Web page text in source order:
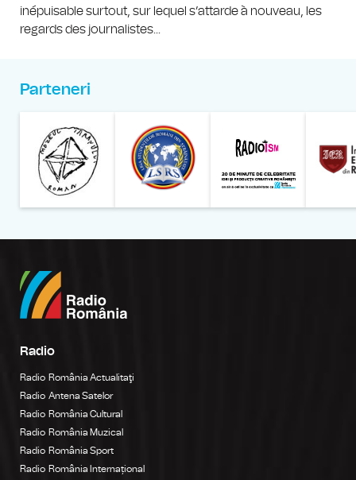
inépuisable surtout, sur lequel s’attarde à nouveau, les
regards des journalistes...
Parteneri
Radio
Radio România Actualitaţi
Radio Antena Satelor
Radio România Cultural
Radio România Muzical
Radio România Sport
Radio România Internațional